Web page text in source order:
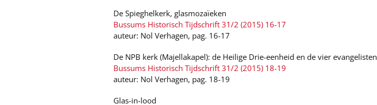
De Spieghelkerk, glasmozaïeken
Bussums Historisch Tijdschrift 31/2 (2015) 16-17
auteur: Nol Verhagen, pag. 16-17
De NPB kerk (Majellakapel): de Heilige Drie-eenheid en de vier evangelisten
Bussums Historisch Tijdschrift 31/2 (2015) 18-19
auteur: Nol Verhagen, pag. 18-19
Glas-in-lood